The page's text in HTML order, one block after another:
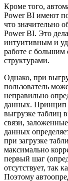
Кроме того,
Power BI имеют
что значительно
Power BI. Это
интуитивным и
работе с
структурами.
Однако, при
пользователь
неправильно
данных. Принцип
выгрузке таблиц
связи,
данных
при загрузке
максимально
первый шаг
отсутствует, так
Поэтому